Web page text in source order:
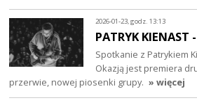
2026-01-23, godz. 13:13
PATRYK
Spotkanie z Patrykiem
Okazją jest premiera
przerwie, nowej piosenki grupy. » więcej